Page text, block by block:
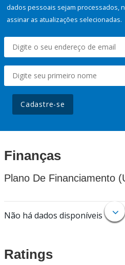
dados pessoais sejam processados,
assinar as atualizações selecionadas.
Cadastre-se
Finanças
Plano De Financiamento
Não há dados disponíveis
Ratings